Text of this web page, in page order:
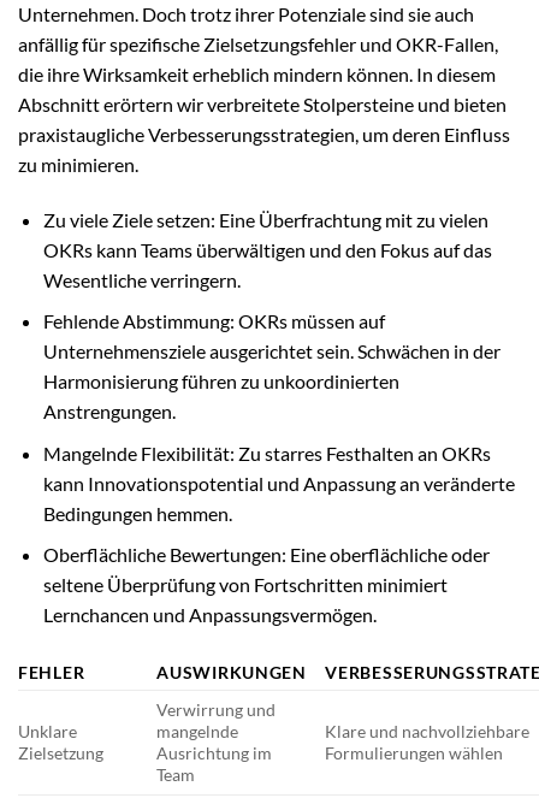
Unternehmen. Doch trotz ihrer Potenziale sind sie auch
anfällig für spezifische Zielsetzungsfehler und OKR-Fallen,
die ihre Wirksamkeit erheblich mindern können. In diesem
Abschnitt erörtern wir verbreitete Stolpersteine und bieten
praxistaugliche Verbesserungsstrategien, um deren Einfluss
zu minimieren.
Zu viele Ziele setzen: Eine Überfrachtung mit zu vielen
OKRs kann Teams überwältigen und den Fokus auf das
Wesentliche verringern.
Fehlende Abstimmung: OKRs müssen auf
Unternehmensziele ausgerichtet sein. Schwächen in der
Harmonisierung führen zu unkoordinierten
Anstrengungen.
Mangelnde Flexibilität: Zu starres Festhalten an OKRs
kann Innovationspotential und Anpassung an veränderte
Bedingungen hemmen.
Oberflächliche Bewertungen: Eine oberflächliche oder
seltene Überprüfung von Fortschritten minimiert
Lernchancen und Anpassungsvermögen.
FEHLER AUSWIRKUNGEN
Unklare
Zielsetzung
Verwirrung und
mangelnde
Ausrichtung im
Team
Klare und nachvollziehbare
Formulierungen wählen